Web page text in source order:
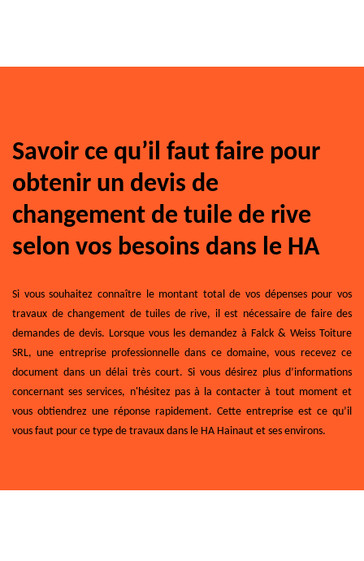
Savoir ce qu’il faut faire pour
obtenir un devis de
changement de tuile de rive
selon vos besoins dans le HA
Si vous souhaitez connaître le montant total de vos dépenses pour vos
travaux de changement de tuiles de rive, il est nécessaire de faire des
demandes de devis. Lorsque vous les demandez à Falck & Weiss Toiture
SRL, une entreprise professionnelle dans ce domaine, vous recevez ce
document dans un délai très court. Si vous désirez plus d’informations
concernant ses services, n'hésitez pas à la contacter à tout moment et
vous obtiendrez une réponse rapidement. Cette entreprise est ce qu’il
vous faut pour ce type de travaux dans le HA Hainaut et ses environs.